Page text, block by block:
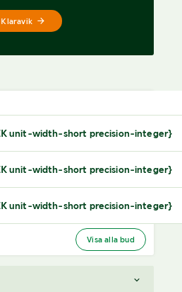
unit-width-short precision-integer}
unit-width-short precision-integer}
unit-width-short precision-integer}
Visa alla bud